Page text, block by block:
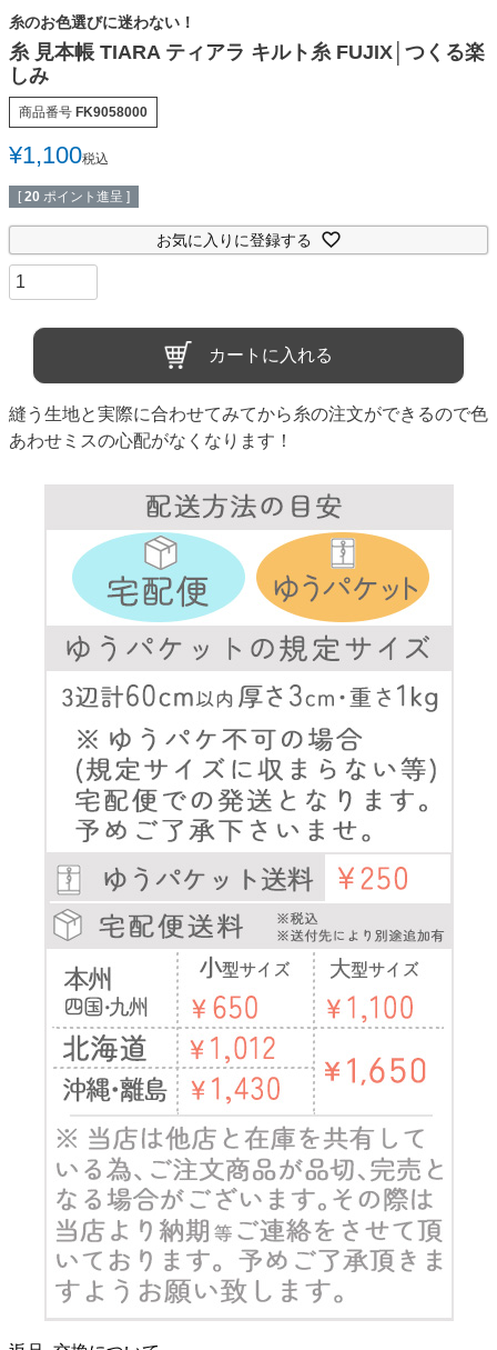
糸のお色選びに迷わない！
糸 見本帳 TIARA ティアラ キルト糸 FUJIX│つくる楽
しみ
商品番号 FK9058000
¥1,100税込
[ 20 ポイント進呈 ]
お気に入りに登録する
カートに入れる
縫う生地と実際に合わせてみてから糸の注文ができるので色
あわせミスの心配がなくなります！